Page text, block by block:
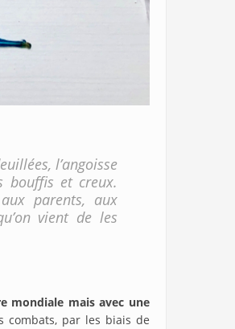
l’angoisse
bouffis et creux.
parents, aux
vient de les
mondiale mais avec une
combats, par les biais de